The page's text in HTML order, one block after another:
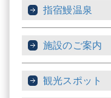
指宿鰻温泉
施設のご案内
観光スポット